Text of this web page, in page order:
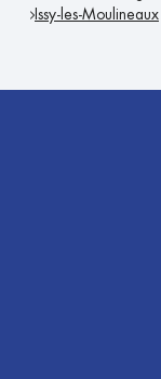
Issy-les-Moulineaux